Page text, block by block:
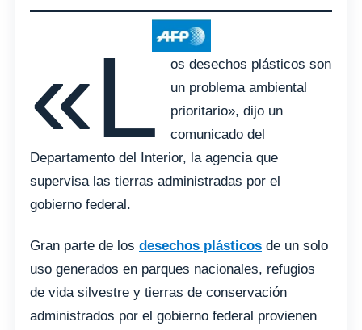
«L
os desechos plásticos son
un problema ambiental
prioritario», dijo un
comunicado del
Departamento del Interior, la agencia que
supervisa las tierras administradas por el
gobierno federal.
Gran parte de los desechos plásticos de un solo
uso generados en parques nacionales, refugios
de vida silvestre y tierras de conservación
administrados por el gobierno federal provienen